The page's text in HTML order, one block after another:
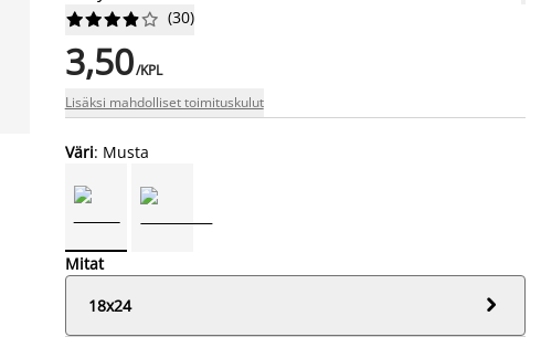





 (30)
3,50/KPL
Lisäksi mahdolliset toimituskulut
Väri: Musta
Mitat
18x24
